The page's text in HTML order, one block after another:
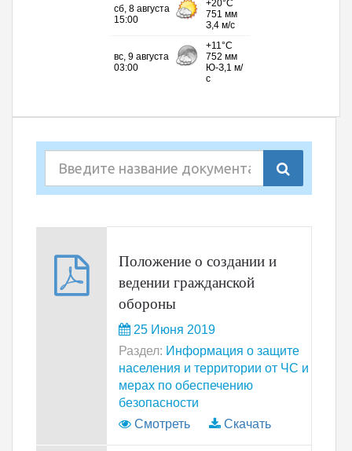
Положение о создании и
ведении гражданской
обороны
25 Июня 2019
Раздел: Информация о защите
населения и территории от ЧС и
мерах по обеспечению
безопасности
Смотреть
Скачать